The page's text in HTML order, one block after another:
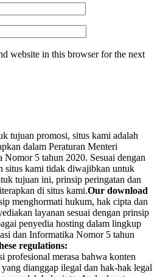
website in this browser for the next
tujuan promosi, situs kami adalah
dalam Peraturan Menteri
5 tahun 2020. Sesuai dengan
situs kami tidak diwajibkan untuk
tujuan ini, prinsip peringatan dan
di situs kami.Our download
menghormati hukum, hak cipta dan
layanan sesuai dengan prinsip
penyedia hosting dalam lingkup
dan Informatika Nomor 5 tahun
regulations:
profesional merasa bahwa konten
dianggap ilegal dan hak-hak legal